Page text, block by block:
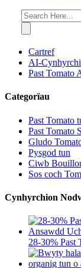
Cartref
AI-
Past Tomato
Categorïau
Past Tomato
Past Tomato
Gludo
Pysgod tun
Ciwb
Sos coch
Cynhyrchion
28-30% Past